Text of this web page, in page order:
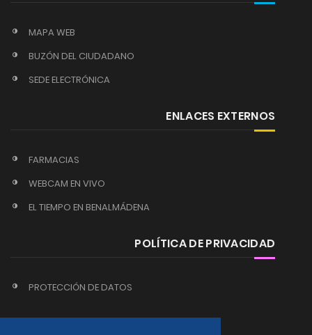
MAPA WEB
BUZÓN DEL CIUDADANO
SEDE ELECTRÓNICA
ENLACES EXTERNOS
FARMACIAS
WEBCAM EN VIVO
EL TIEMPO EN BENALMÁDENA
POLÍTICA DE PRIVACIDAD
PROTECCIÓN DE DATOS